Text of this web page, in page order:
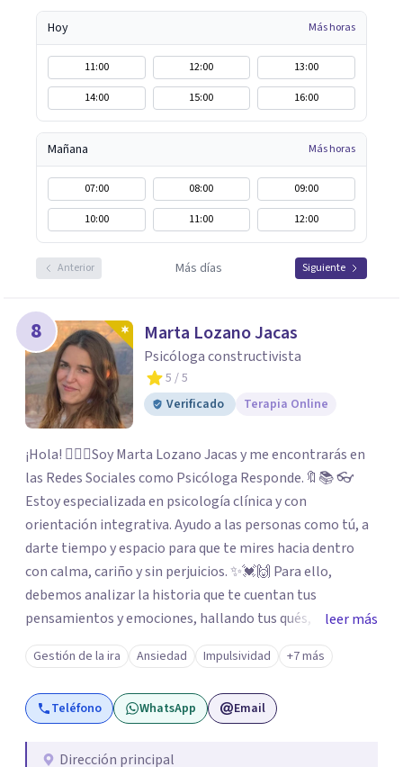
Hoy Más horas
11:00 12:00
13:00
14:00
15:00 16:00
Mañana Más horas
07:00 08:00
09:00
10:00
11:00 12:00
Anterior Más días Siguiente
8 Marta Lozano Jacas
Psicóloga constructivista
5 / 5
Verificado
Terapia Online
¡Hola! 🙋🏼‍♀️Soy Marta Lozano Jacas y me encontrarás en
las Redes Sociales como Psicóloga Responde.🔖📚 👓
Estoy especializada en psicología clínica y con
orientación integrativa. Ayudo a las personas como tú, a
darte tiempo y espacio para que te mires hacia dentro
con calma, cariño y sin perjuicios. ✨💓🙌 Para ello,
debemos analizar la historia que te cuentan tus
pensamientos y emociones, hallando tus qués, tus
cómos, tus porqués, tus cuándos y tus dóndes a lo largo
de tu vida. Así, podrás desenredar el lío que es vivir, podrás
aceptar quien eres: un ser humano que siente, que piensa
y que hace; un ser que se contradice, que tiene dudas y que
leer más
Gestión de la ira Ansiedad Impulsividad +7 más
Teléfono WhatsApp Email
Dirección principal